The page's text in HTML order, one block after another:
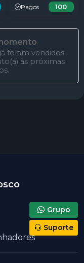
Pagos 100
foram vendidos
às próximas
Grupo
Suporte